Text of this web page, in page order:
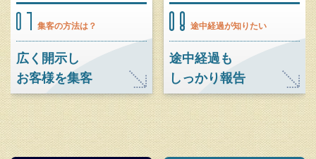
集客の方法は？
広く開示し
お客様を集客
途中経過が知りたい
途中経過も
しっかり報告